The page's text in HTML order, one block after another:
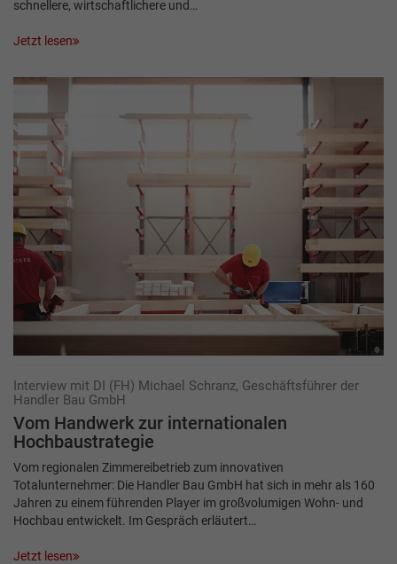
schnellere, wirtschaftlichere und…
Jetzt lesen
Interview mit DI (FH) Michael Schranz, Geschäftsführer der
Handler Bau GmbH
Vom Handwerk zur inter­nationalen
Hochbaustrategie
Vom regionalen Zimmereibetrieb zum innovativen
Totalunternehmer: Die Handler Bau GmbH hat sich in mehr als 160
Jahren zu einem führenden Player im großvolumigen Wohn- und
Hochbau entwickelt. Im Gespräch erläutert…
Jetzt lesen